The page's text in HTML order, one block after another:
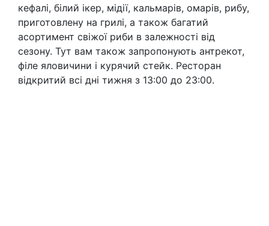
кефалі, білий ікер, мідії, кальмарів, омарів, рибу,
приготовлену на грилі, а також багатий
асортимент свіжої риби в залежності від
сезону. Тут вам також запропонують антрекот,
філе яловичини і курячий стейк. Ресторан
відкритий всі дні тижня з 13:00 до 23:00.